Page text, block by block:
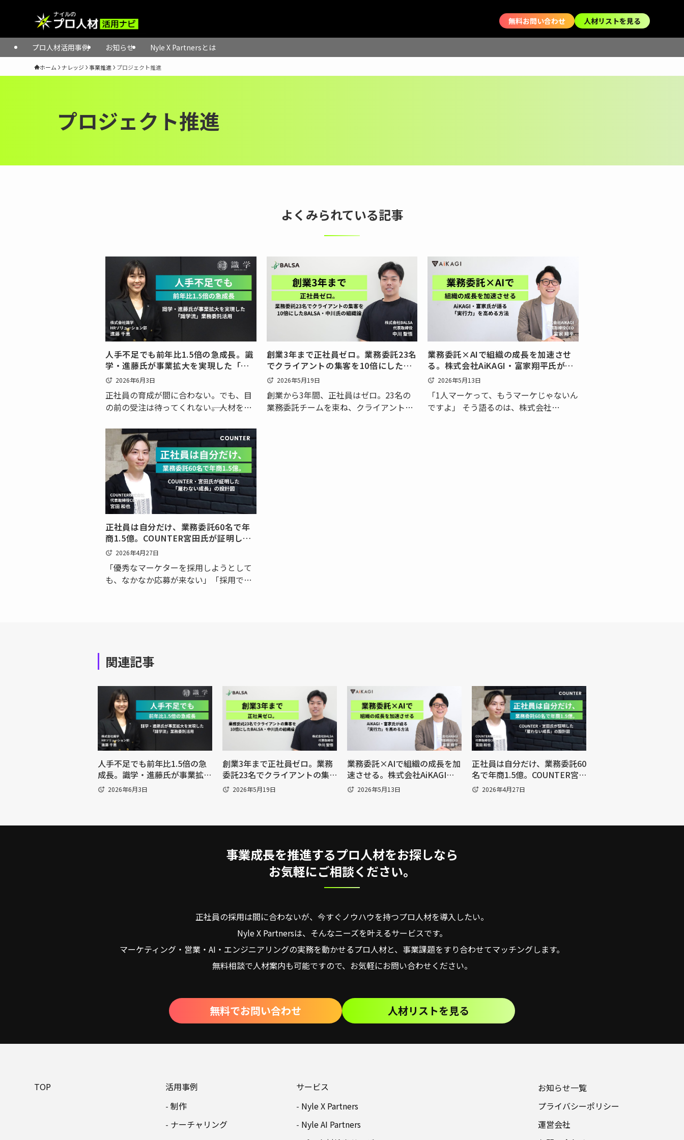
無料お問い合わせ 人材リストを見る
プロ人材活用事例 お知らせ Nyle X Partnersとは
ホーム ナレッジ 事業推進 プロジェクト推進
プロジェクト推進
よくみられている記事
人手不足でも前年比1.5倍の急成長。識
学・進藤氏が事業拡大を実現した「識
学流」業務委託活用
2026年6月3日
正社員の育成が間に合わない。でも、目
の前の受注は待ってくれない――。人材を採
は、どうしても一定の時間がかかりま
す。事業が急拡大するフェーズにおい
て、この「待ち時間」は深刻な機会損失
を生み出しかねません。独自…
創業3年まで正社員ゼロ。業務委託23名
でクライアントの集客を10倍にした
BALSA・中川氏の組織論
2026年5月19日
創業から3年間、正社員はゼロ。23名の
業務委託チームを束ね、クライアントの
業務委託×AIで組織の成長を加速させ
る。株式会社AiKAGI・富家翔平氏が語
る、「実行力」を高める方法
2026年5月13日
「1人マーケって、もうマーケじゃないん
ですよ」 そう語るのは、株式会社
正社員は自分だけ、業務委託60名で年
商1.5億。COUNTER宮田氏が証明した
「雇わない成長」の設計図
2026年4月27日
「優秀なマーケターを採用しようとして
も、なかなか応募が来ない」「採用でき
関連記事
人手不足でも前年比1.5倍の急
成長。識学・進藤氏が事業拡大
を実現した「識学流」業務委託
2026年6月3日
創業3年まで正社員ゼロ。業務
委託23名でクライアントの集
客を10倍にしたBALSA・中川
2026年5月19日
業務委託×AIで組織の成長を加
速させる。株式会社AiKAGI・
富家翔平氏が語る、「実行力」
2026年5月13日
正社員は自分だけ、業務委託60
名で年商1.5億。COUNTER宮
田氏が証明した「雇わない成
2026年4月27日
事業成長を推進するプロ人材をお探しなら
お気軽にご相談ください。
正社員の採用は間に合わないが、今すぐノウハウを持つプロ人材を導入したい。
Nyle X Partnersは、そんなニーズを叶えるサービスです。
マーケティング・営業・AI・エンジニアリングの実務を動かせるプロ人材と、事業課題をすり合わせてマッチングします。
無料相談で人材案内も可能ですので、お気軽にお問い合わせください。
無料でお問い合わせ 人材リストを見る
TOP
活用事例
制作
ナーチャリング
サービス
Nyle X Partners
Nyle AI Partners
お知らせ一覧
プライバシーポリシー
運営会社